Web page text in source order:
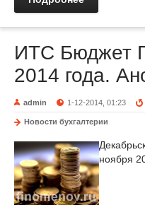
ИТС Бюджет
2014 года.
admin 1-12-2014, 01:23
Новости бухгалтерии
ноября